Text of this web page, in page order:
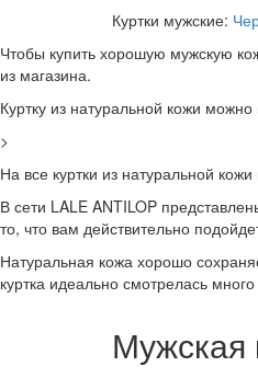
Куртки мужские:
Чтобы купить хорошую мужскую
из магазина.
Куртку из натуральной кожи можно
>
На все куртки из натуральной
В сети LALE ANTILOP
то, что вам действительно
Натуральная кожа хорошо
куртка идеально смотрелась
Мужская